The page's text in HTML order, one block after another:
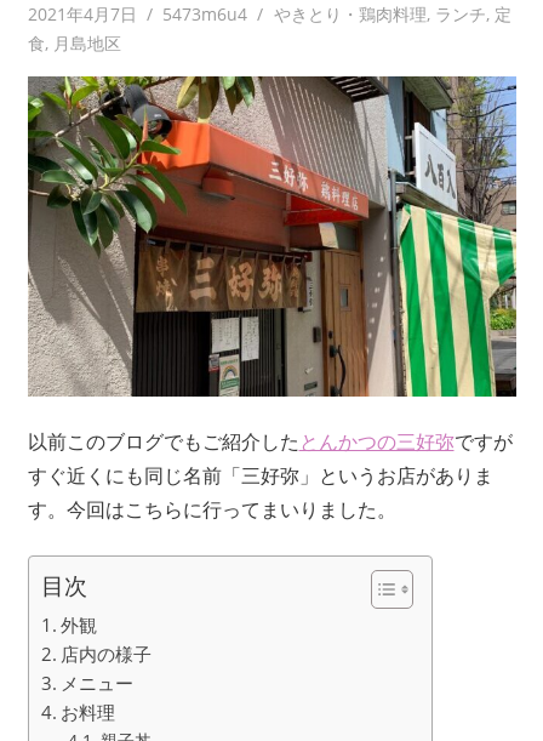
2021年4月7日 5473m6u4 やきとり・鶏肉料理, ランチ, 定
食, 月島地区
以前このブログでもご紹介した とんかつの三好弥ですが
すぐ近くにも同じ名前「三好弥」というお店がありま
す。今回はこちらに行ってまいりました。
目次
外観
店内の様子
メニュー
お料理